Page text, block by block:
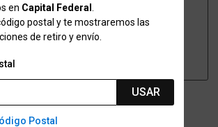
en Capital Federal
postal y te mostraremos las
de retiro y envío.
USAR
Postal
Envío
(a domicilio)
en sucursales